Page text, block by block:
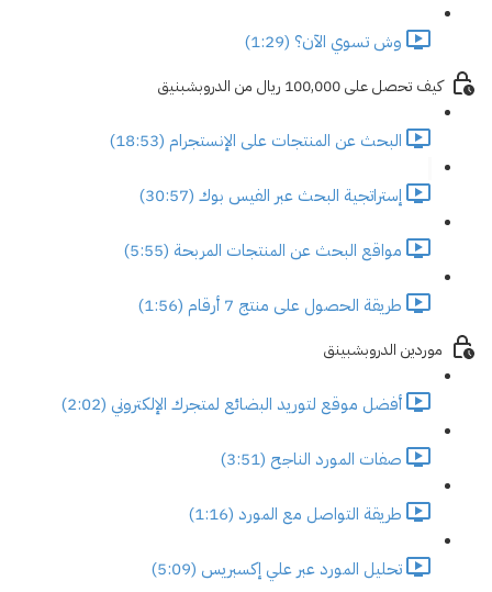
وش تسوي الآن؟ (1:29)
كيف تحصل على 100,000 ريال من الدروبشبنيق
البحث عن المنتجات على الإنستجرام (18:53)
إستراتجية البحث عبر الفيس بوك (30:57)
مواقع البحث عن المنتجات المربحة (5:55)
طريقة الحصول على منتج 7 أرقام (1:56)
موردين الدروبشبينق
أفضل موقع لتوريد البضائع لمتجرك الإلكتروني (2:02)
صفات المورد الناجح (3:51)
طريقة التواصل مع المورد (1:16)
تحليل المورد عبر علي إكسبريس (5:09)